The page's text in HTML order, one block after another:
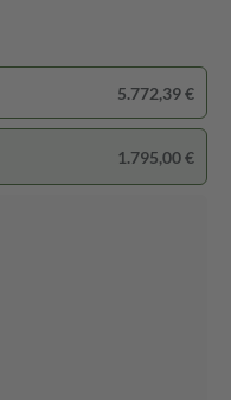
5.772,39 €
1.795,00 €